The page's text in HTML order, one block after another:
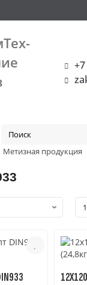
Метизная продукция